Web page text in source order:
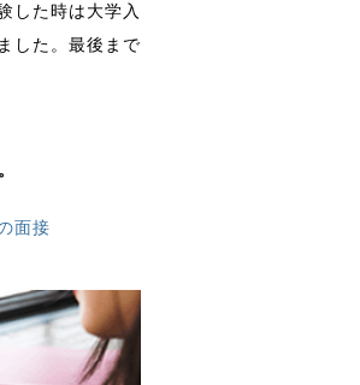
した時は大学入
した。最後まで
面接